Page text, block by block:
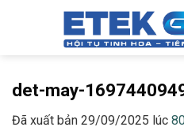
det-may-
Đã xuất bản 29/09/2025 lúc